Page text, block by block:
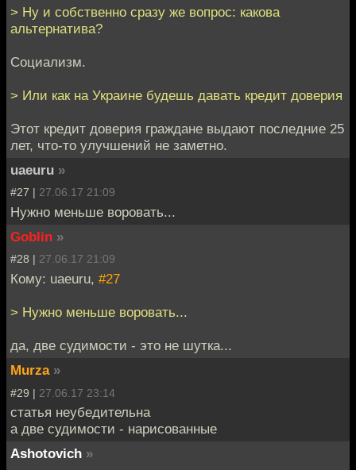
> Ну и собственно сразу же вопрос: какова
альтернатива?
Социализм.
> Или как на Украине будешь давать кредит доверия
Этот кредит доверия граждане выдают последние 25
лет, что-то улучшений не заметно.
uaeuru »
#27 | 27.06.17 21:09
Нужно меньше воровать...
Goblin »
#28 | 27.06.17 21:09
Кому: uaeuru, #27
> Нужно меньше воровать...
да, две судимости - это не шутка...
Murza »
#29 | 27.06.17 23:14
статья неубедительна
а две судимости - нарисованные
Ashotovich »